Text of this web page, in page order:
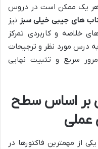
هر یک ممکن است در دروس
های جیبی خیلی سبز نیز
خلاصه و کاربردی تمرکز
درس مورد نظر و ترجیحات
سریع و تثبیت نهایی
بر اساس سطح
عملی
از مهمترین فاکتورها در